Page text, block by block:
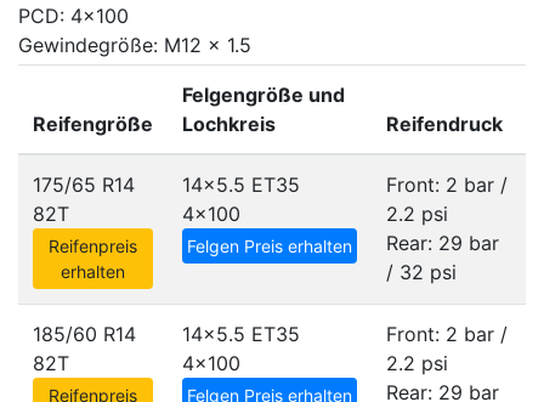
PCD: 4x100
Gewindegröße: M12 x 1.5
Reifengröße
Felgengröße und
Lochkreis
Reifendruck
175/65 R14
82T
Reifenpreis
erhalten
14x5.5 ET35
4x100
Felgen Preis erhalten
Front: 2 bar /
2.2 psi
Rear: 29 bar
/ 32 psi
185/60 R14
82T
Reifenpreis
14x5.5 ET35
4x100
Felgen Preis erhalten
Front: 2 bar /
2.2 psi
Rear: 29 bar